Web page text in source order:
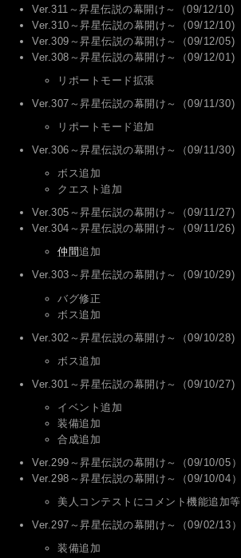
Ver.311～昇星伝説の幕開け～（09/12/10)
Ver.310～昇星伝説の幕開け～（09/12/10)
Ver.309～昇星伝説の幕開け～（09/12/05)
Ver.308～昇星伝説の幕開け～（09/12/01)
リポートモード拡張
Ver.307～昇星伝説の幕開け～（09/11/30)
リポートモード追加
Ver.306～昇星伝説の幕開け～（09/11/30)
ボス追加
クエスト追加
Ver.305～昇星伝説の幕開け～（09/11/27)
Ver.304～昇星伝説の幕開け～（09/11/26)
仲間追加
Ver.303～昇星伝説の幕開け～（09/10/29)
バグ修正
ボス追加
Ver.302～昇星伝説の幕開け～（09/10/28)
ボス追加
Ver.301～昇星伝説の幕開け～（09/10/27)
イベント追加
装備追加
合成追加
Ver.299～昇星伝説の幕開け～（09/10/05）
Ver.298～昇星伝説の幕開け～（09/10/04）
美人コンテストにコメント機能追加等
Ver.297～昇星伝説の幕開け～（09/02/13）
装備追加